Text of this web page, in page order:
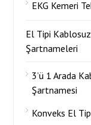
EKG Kemeri
El Tipi
Şartnameleri
3’ü 1 Arada
Şartnamesi
Konveks El